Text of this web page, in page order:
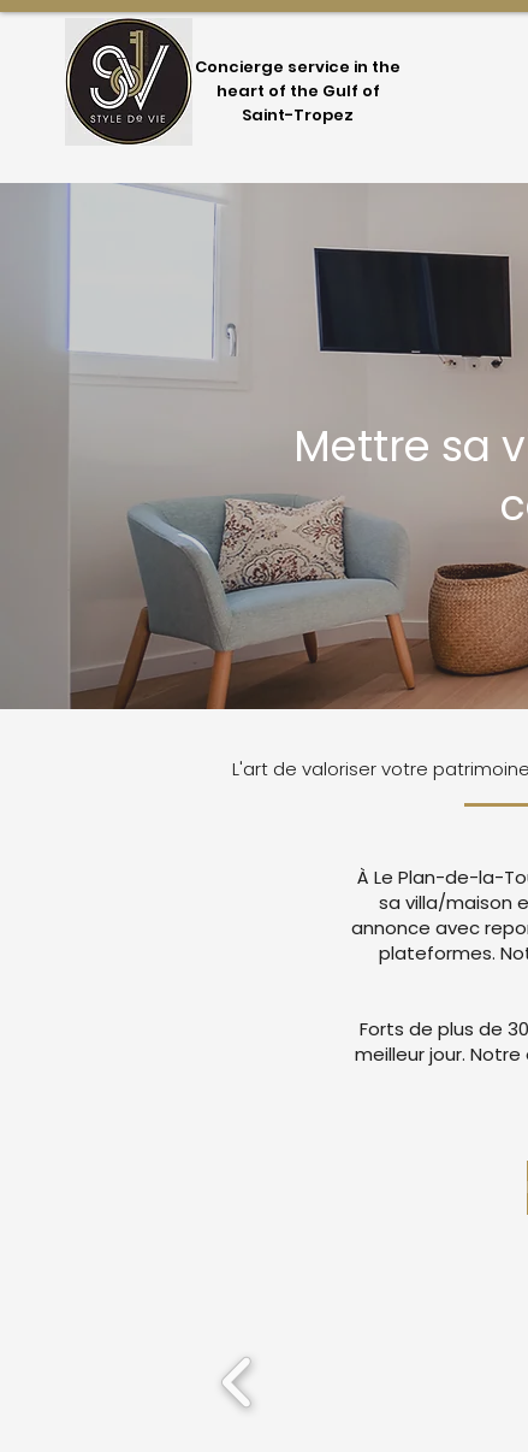
Concierge service in the
heart of the Gulf of
Saint-Tropez
Mettre sa
L'art de valoriser votre
À Le Plan-de-la-
sa villa/maison
annonce avec
plateformes.
Forts de plus de
meilleur jour.